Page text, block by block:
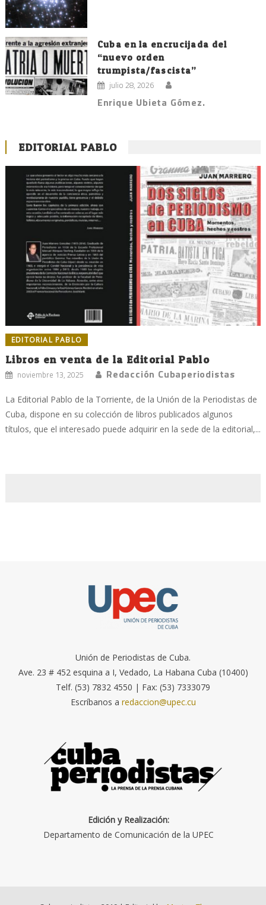
Cuba en la encrucijada del
“nuevo orden
trumpista/fascista”
julio 28, 2026
Enrique Ubieta Gómez.
EDITORIAL PABLO
EDITORIAL PABLO
Libros en venta de la Editorial Pablo
noviembre 13, 2025 Redacción Cubaperiodistas
La Editorial Pablo de la Torriente, de la Unión de la Periodistas de
Cuba, dispone en su colección de libros publicados algunos
títulos, que el interesado puede adquirir en la sede de la editorial,...
Unión de Periodistas de Cuba.
Ave. 23 # 452 esquina a I, Vedado, La Habana Cuba (10400)
Telf. (53) 7832 4550 | Fax: (53) 7333079
Escríbanos a redaccion@upec.cu
Edición y Realización:
Departamento de Comunicación de la UPEC